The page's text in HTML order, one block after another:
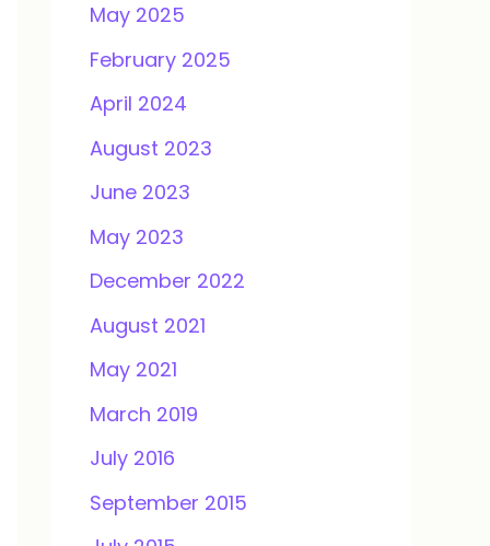
May 2025
February 2025
April 2024
August 2023
June 2023
May 2023
December 2022
August 2021
May 2021
March 2019
July 2016
September 2015